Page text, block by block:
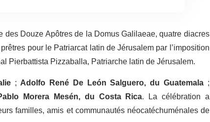
des Douze Apôtres de la Domus Galilaeae, quatre diacres
pour le Patriarcat latin de Jérusalem par l’imposition
Pierbattista Pizzaballa, Patriarche latin de Jérusalem.
;Adolfo René De León Salguero, du Guatemala;
Morera Mesén, du Costa Rica. La célébration a
familles, amis et communautés néocatéchuménales de